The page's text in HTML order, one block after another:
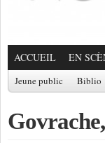
ACCUEIL EN
Jeune public Biblio